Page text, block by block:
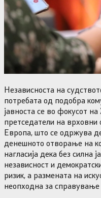
Независноста на
потребата од подобра
јавноста се во фокусот
претседатели на
Европа, што се одржува
денешното отворање на
нагласија дека без силна
независност и
ризик, а размената на
неопходна за